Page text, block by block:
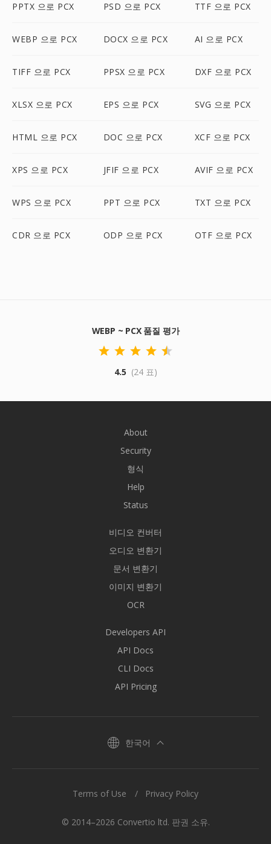
PPTX 으로 PCX PSD 으로 PCX TTF 으로 PCX
WEBP 으로 PCX DOCX 으로 PCX AI 으로 PCX
TIFF 으로 PCX PPSX 으로 PCX DXF 으로 PCX
XLSX 으로 PCX EPS 으로 PCX SVG 으로 PCX
HTML 으로 PCX DOC 으로 PCX XCF 으로 PCX
XPS 으로 PCX JFIF 으로 PCX AVIF 으로 PCX
WPS 으로 PCX PPT 으로 PCX TXT 으로 PCX
CDR 으로 PCX ODP 으로 PCX OTF 으로 PCX
WEBP ~ PCX 품질 평가
4.5 (24 표)
About
Security
형식
Help
Status
비디오 컨버터
오디오 변환기
문서 변환기
이미지 변환기
OCR
Developers API
API Docs
CLI Docs
API Pricing
한국어
© 2014–2026 Convertio ltd. 판권 소유.
Terms of Use Privacy Policy